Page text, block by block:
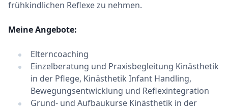
frühkindlichen Reflexe zu nehmen.
Meine Angebote:
Elterncoaching
Einzelberatung und Praxisbegleitung Kinästhetik
in der Pflege, Kinästhetik Infant Handling,
Bewegungsentwicklung und Reflexintegration
Grund- und Aufbaukurse Kinästhetik in der